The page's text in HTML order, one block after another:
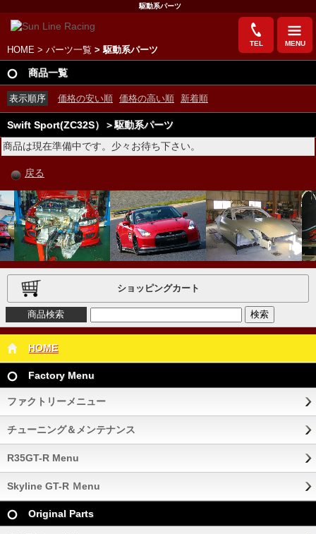
駆動系パーツ
TEL MENU
HOME > パーツ一覧 > 駆動系パーツ
商品一覧
表示順序 価格の安い順 価格の高い順 新着順
Swift Sport(ZC32S）＞駆動系パーツ
商品は現在準備中です。少々お待ち下さい。
戻る
ショッピングカート
商品検索
HOME
Factory Menu
ファクトリーメニュー
チューニング＆メンテナンス
R35GT-R Menu
Skyline GT-R Ｍenu
Original Parts